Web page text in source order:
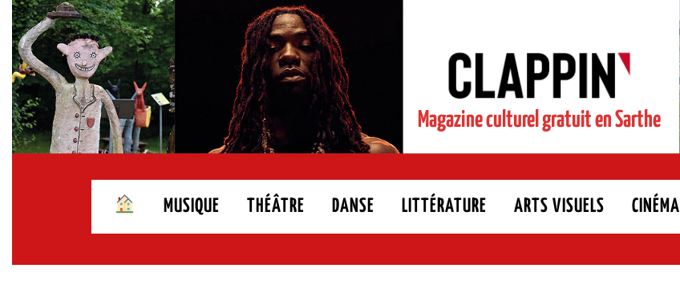
Skip
to
content
Magazine culturel gratuit en Sarthe
MUSIQUE THÉÂTRE DANSE LITTÉRATURE ARTS VISUELS CINÉMA